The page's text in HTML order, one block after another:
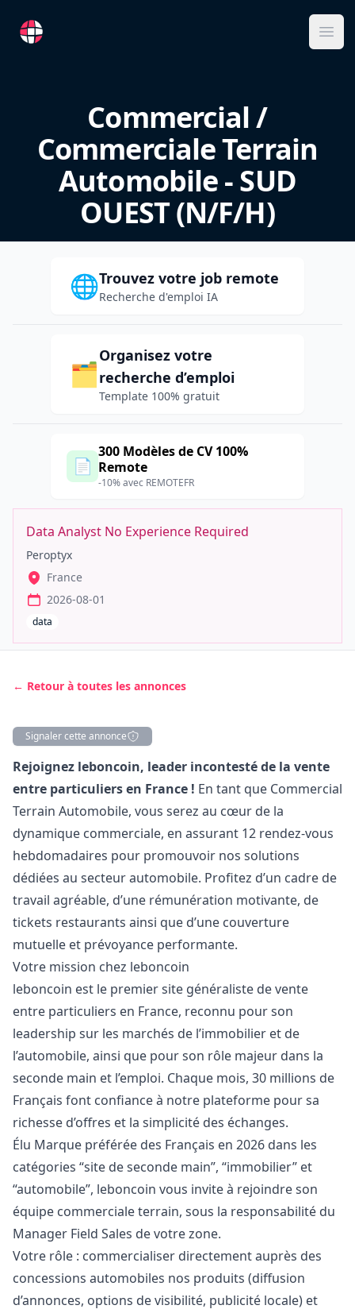
RemoteFR
Commercial /
Commerciale Terrain
Automobile - SUD
OUEST (N/F/H)
🌐Trouvez votre job remote
Recherche d'emploi IA
🗂️
Organisez votre
recherche d’emploi
Template 100% gratuit
📄
300 Modèles de CV 100%
Remote
-10% avec REMOTEFR
Data Analyst No Experience Required
Peroptyx
France
2026-08-01
data
← Retour à toutes les annonces
Signaler cette annonce
Description
Rejoignez leboncoin, leader incontesté de la vente
entre particuliers en France ! En tant que Commercial
Terrain Automobile, vous serez au cœur de la
dynamique commerciale, en assurant 12 rendez-vous
hebdomadaires pour promouvoir nos solutions
dédiées au secteur automobile. Profitez d’un cadre de
travail agréable, d’une rémunération motivante, de
tickets restaurants ainsi que d’une couverture
mutuelle et prévoyance performante.
Votre mission chez leboncoin
leboncoin est le premier site généraliste de vente
entre particuliers en France, reconnu pour son
leadership sur les marchés de l’immobilier et de
l’automobile, ainsi que pour son rôle majeur dans la
seconde main et l’emploi. Chaque mois, 30 millions de
Français font confiance à notre plateforme pour sa
richesse d’offres et la simplicité des échanges.
Élu Marque préférée des Français en 2026 dans les
catégories “site de seconde main”, “immobilier” et
“automobile”, leboncoin vous invite à rejoindre son
équipe commerciale terrain, sous la responsabilité du
Manager Field Sales de votre zone.
Votre rôle : commercialiser directement auprès des
concessions automobiles nos produits (diffusion
d’annonces, options de visibilité, publicité locale) et